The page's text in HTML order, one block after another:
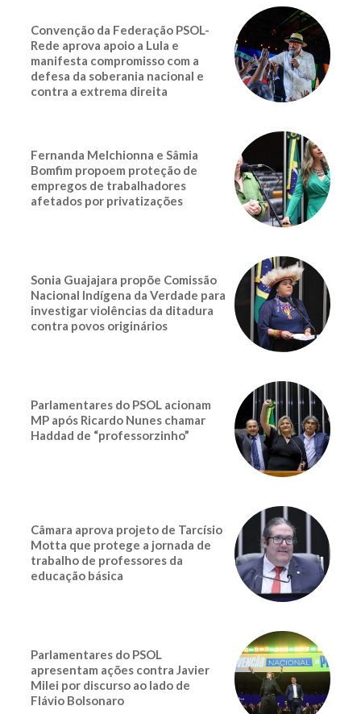
Convenção da Federação PSOL-
Rede aprova apoio a Lula e
manifesta compromisso com a
defesa da soberania nacional e
contra a extrema direita
Fernanda Melchionna e Sâmia
Bomfim propoem proteção de
empregos de trabalhadores
afetados por privatizações
Sonia Guajajara propõe Comissão
Nacional Indígena da Verdade para
investigar violências da ditadura
contra povos originários
Parlamentares do PSOL acionam
MP após Ricardo Nunes chamar
Haddad de “professorzinho”
Câmara aprova projeto de Tarcísio
Motta que protege a jornada de
trabalho de professores da
educação básica
Parlamentares do PSOL
apresentam ações contra Javier
Milei por discurso ao lado de
Flávio Bolsonaro